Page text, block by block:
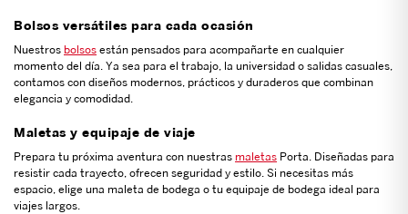
Bolsos versátiles para cada ocasión
Nuestros bolsos están pensados para acompañarte en cualquier
momento del día. Ya sea para el trabajo, la universidad o salidas casuales,
contamos con diseños modernos, prácticos y duraderos que combinan
elegancia y comodidad.
Maletas y equipaje de viaje
Prepara tu próxima aventura con nuestras maletas Porta. Diseñadas para
resistir cada trayecto, ofrecen seguridad y estilo. Si necesitas más
espacio, elige una maleta de bodega o tu equipaje de bodega ideal para
viajes largos.